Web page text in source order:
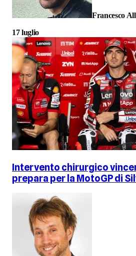
Francesco
17 luglio
Intervento chirurgico
prepara per la MotoGP di